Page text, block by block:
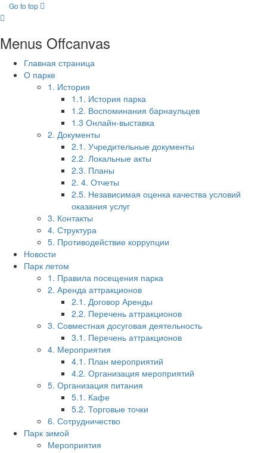
Go to top
Menus Offcanvas
Главная страница
О парке
1. История
1.1. История парка
1.2. Воспоминания барнаульцев
1.3 Онлайн-выставка
2. Документы
2.1. Учредительные документы
2.2. Локальные акты
2.3. Планы
2. 4. Отчеты
2.5. Независимая оценка качества условий
оказания услуг
3. Контакты
4. Структура
5. Противодействие коррупции
Новости
Парк летом
1. Правила посещения парка
2. Аренда аттракционов
2.1. Договор Аренды
2.2. Перечень аттракционов
3. Совместная досуговая деятельность
3.1. Перечень аттракционов
4. Мероприятия
4.1. План мероприятий
4.2. Организация мероприятий
5. Организация питания
5.1. Кафе
5.2. Торговые точки
6. Сотрудничество
Парк зимой
Мероприятия